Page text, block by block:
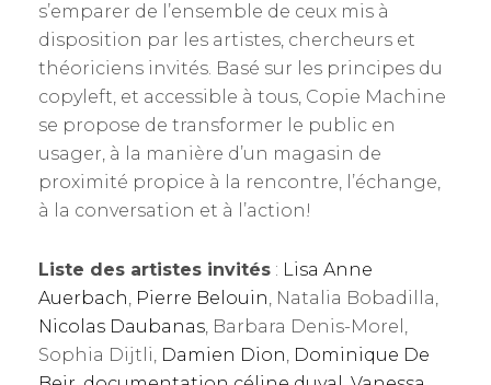
s’emparer de l’ensemble de ceux mis à
disposition par les artistes, chercheurs et
théoriciens invités. Basé sur les principes du
copyleft, et accessible à tous, Copie Machine
se propose de transformer le public en
usager, à la manière d’un magasin de
proximité propice à la rencontre, l’échange,
à la conversation et à l’action!
Liste des artistes invités : Lisa Anne
Auerbach, Pierre Belouin, Natalia Bobadilla,
Nicolas Daubanas, Barbara Denis-Morel,
Sophia Dijtli, Damien Dion, Dominique De